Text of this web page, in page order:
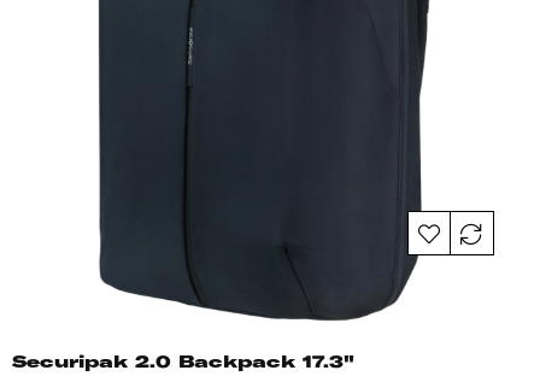
Securipak 2.0 Backpack 17.3"